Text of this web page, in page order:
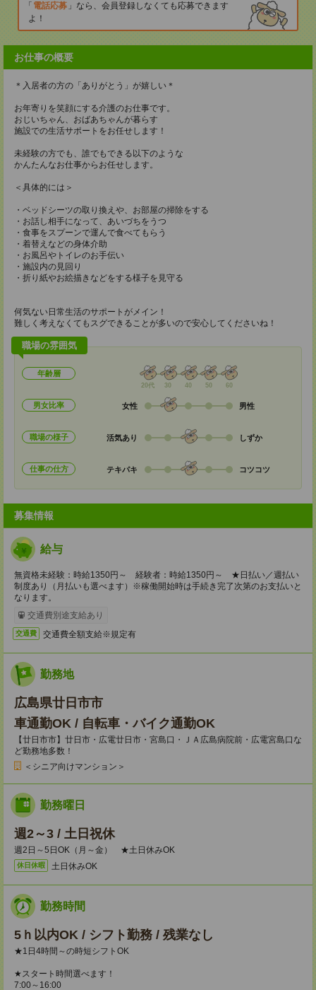
電話応募
なら、会員登録しなくても応募できます
よ！
お仕事の概要
＊入居者の方の「ありがとう」が嬉しい＊
お年寄りを笑顔にする介護のお仕事です。
おじいちゃん、おばあちゃんが暮らす
施設での生活サポートをお任せします！
未経験の方でも、誰でもできる以下のような
かんたんなお仕事からお任せします。
＜具体的には＞
・ベッドシーツの取り換えや、お部屋の掃除をする
・お話し相手になって、あいづちをうつ
・食事をスプーンで運んで食べてもらう
・着替えなどの身体介助
・お風呂やトイレのお手伝い
・施設内の見回り
・折り紙やお絵描きなどをする様子を見守る
何気ない日常生活のサポートがメイン！
難しく考えなくてもスグできることが多いので安心してくださいね！
職場の雰囲気
年齢層
20代 30 40 50 60
男女比率 女性 男性
職場の様子 活気あり しずか
仕事の仕方 テキパキ コツコツ
募集情報
給与
無資格未経験：時給1350円～ 経験者：時給1350円～ ★日払い／週払い
制度あり（月払いも選べます）※稼働開始時は手続き完了次第のお支払いと
なります。
交通費別途支給あり
交通費 交通費全額支給※規定有
勤務地
広島県廿日市市
車通勤OK / 自転車・バイク通勤OK
【廿日市市】廿日市・広電廿日市・宮島口・ＪＡ広島病院前・広電宮島口な
ど勤務地多数！
＜シニア向けマンション＞
勤務曜日
週2～3 / 土日祝休
週2日～5日OK（月～金） ★土日休みOK
休日休暇 土日休みOK
勤務時間
5ｈ以内OK / シフト勤務 / 残業なし
★1日4時間～の時短シフトOK
★スタート時間選べます！
7:00～16:00